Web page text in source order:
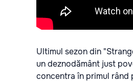
Ultimul sezon din
un deznodământ just
concentra în primul rând